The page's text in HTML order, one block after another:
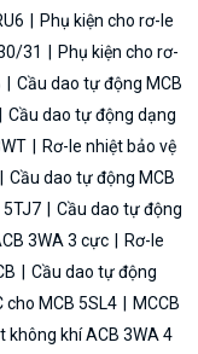
Phụ kiện cho rơ-le
31
Phụ kiện cho rơ-
Cầu dao tự động MCB
Cầu dao tự động dạng
Rơ-le nhiệt bảo vệ
Cầu dao tự động MCB
5TJ7
Cầu dao tự động
3WA 3 cực
Rơ-le
Cầu dao tự động
cho MCB 5SL4
MCCB
không khí ACB 3WA 4